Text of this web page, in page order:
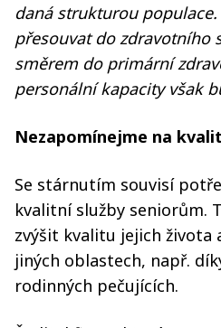
daná strukturou populace.
přesouvat do zdravotního
směrem do primární
personální kapacity však
Nezapomínejme na
Se stárnutím souvisí
kvalitní služby seniorům.
zvýšit kvalitu jejich života
jiných oblastech, např.
rodinných pečujících.